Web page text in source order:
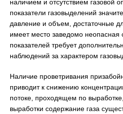
наличием и отсутствием газовой
показатели газовыделений
давление и объем, достаточные
имеет место заведомо неопасная
показателей требует
наблюдений за характером
Наличие проветривания
приводит к снижению
потоке, проходящем по
выработки содержание газа